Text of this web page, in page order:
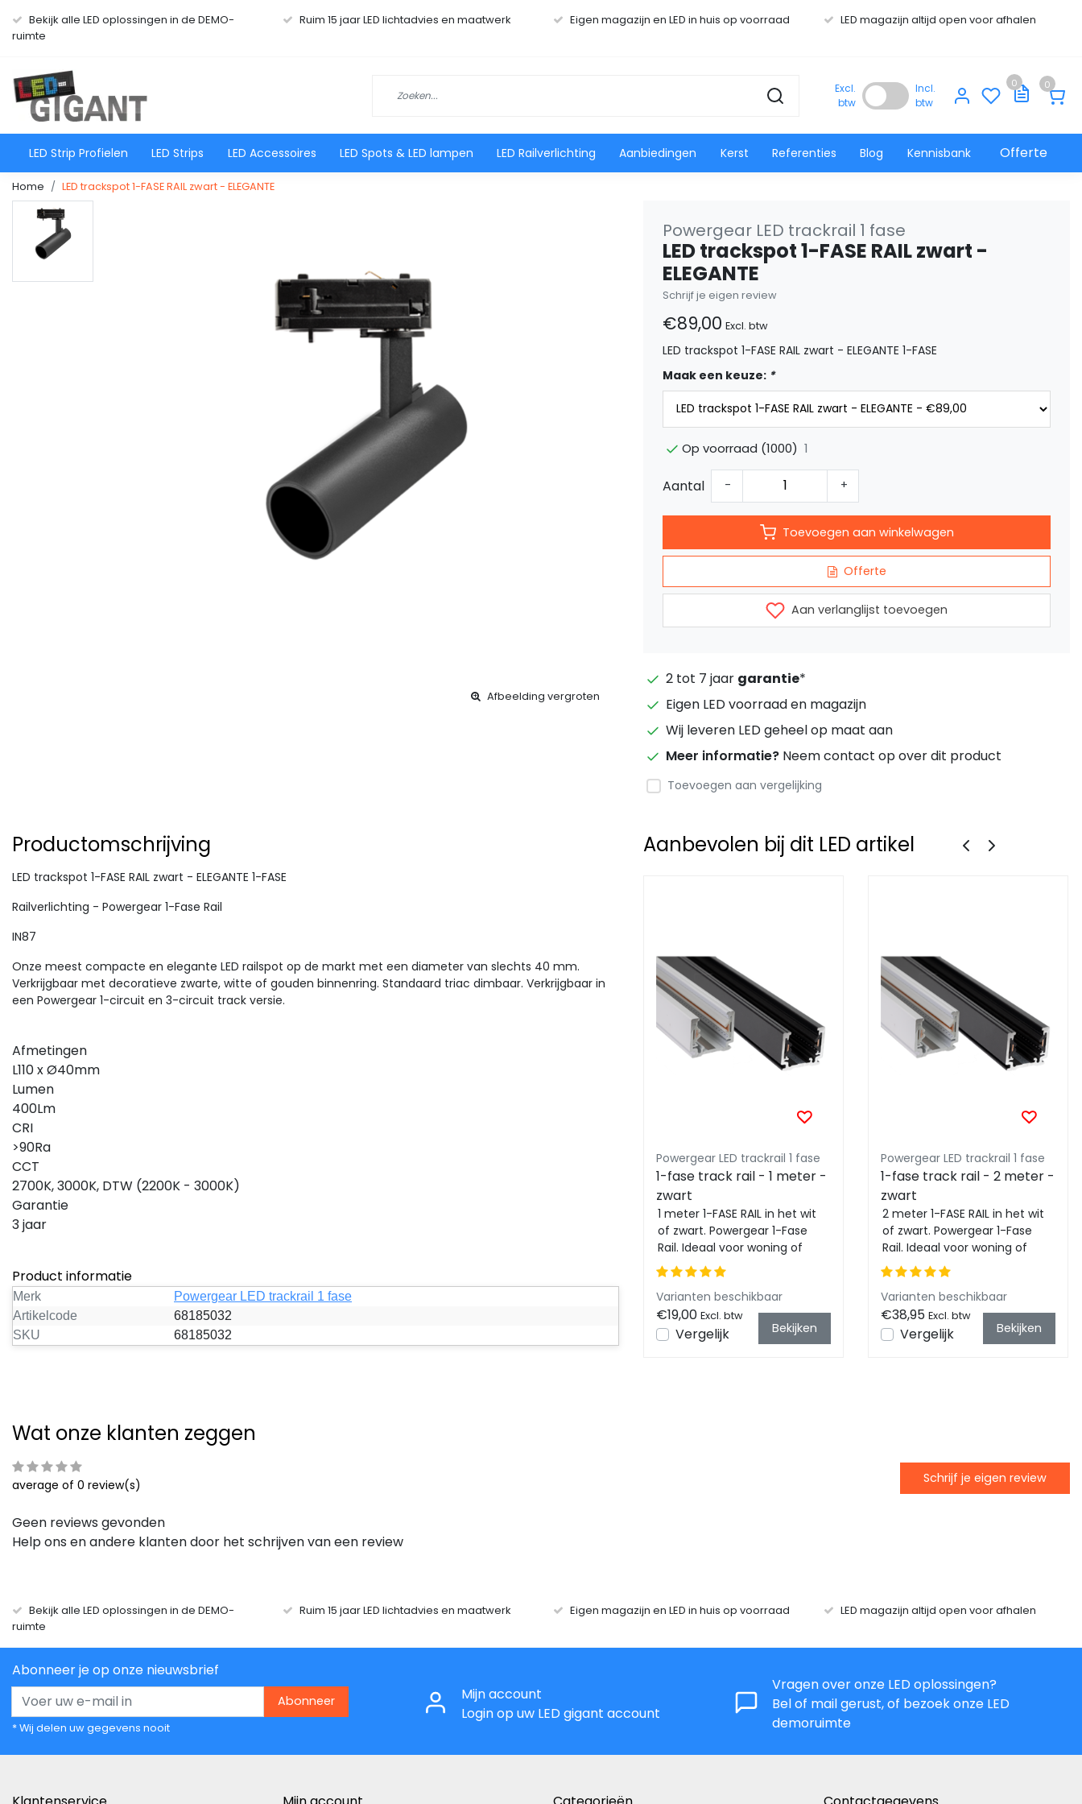
Bekijk alle LED oplossingen in de DEMO-
ruimte
Ruim 15 jaar LED lichtadvies en maatwerk Eigen magazijn en LED in huis op voorraad LED magazijn altijd open voor afhalen
Excl.
btw
Incl.
btw
0 0
LED Strip Profielen LED Strips LED Accessoires LED Spots & LED lampen LED Railverlichting Aanbiedingen Kerst Referenties Blog Kennisbank Offerte
Home LED trackspot 1-FASE RAIL zwart - ELEGANTE
Afbeelding vergroten
Powergear LED trackrail 1 fase
LED trackspot 1-FASE RAIL zwart -
ELEGANTE
Schrijf je eigen review
€89,00 Excl. btw
LED trackspot 1-FASE RAIL zwart - ELEGANTE 1-FASE
Maak een keuze: *
Op voorraad (1000) 1
Aantal - +
Toevoegen aan winkelwagen
Offerte
Aan verlanglijst toevoegen
2 tot 7 jaar garantie*
Eigen LED voorraad en magazijn
Wij leveren LED geheel op maat aan
Meer informatie? Neem contact op over dit product
Toevoegen aan vergelijking
Productomschrijving
LED trackspot 1-FASE RAIL zwart - ELEGANTE 1-FASE
Railverlichting - Powergear 1-Fase Rail
IN87
Onze meest compacte en elegante LED railspot op de markt met een diameter van slechts 40 mm.
Verkrijgbaar met decoratieve zwarte, witte of gouden binnenring. Standaard triac dimbaar. Verkrijgbaar in
een Powergear 1-circuit en 3-circuit track versie.
Afmetingen
L110 x Ø40mm
Lumen
400Lm
CRI
>90Ra
CCT
2700K, 3000K, DTW (2200K - 3000K)
Garantie
3 jaar
Product informatie
Merk
Powergear LED trackrail 1 fase
Artikelcode
68185032
SKU
68185032
Aanbevolen bij dit LED artikel
1-fase track rail - 2 meter -
zwart
Varianten beschikbaar
€38,95
Vergelijk
Powergear LED trackrail 1 fase
1-fase track rail - 1 meter -
zwart
1 meter 1-FASE RAIL in het wit
of zwart. Powergear 1-Fase
Rail. Ideaal voor woning of
kantooromgeving waarbij 1
fase L...
Varianten beschikbaar
€19,00 Excl. btw
Vergelijk Bekijken
Powergear LED trackrail 1 fase
1-fase track rail - 2 meter -
zwart
2 meter 1-FASE RAIL in het wit
of zwart. Powergear 1-Fase
Rail. Ideaal voor woning of
kantooromgeving waarbij 1
fase L...
Varianten beschikbaar
€38,95 Excl. btw
Vergelijk Bekijken
Wat onze klanten zeggen
average of 0 review(s) Schrijf je eigen review
Geen reviews gevonden
Help ons en andere klanten door het schrijven van een review
Bekijk alle LED oplossingen in de DEMO-
ruimte
Ruim 15 jaar LED lichtadvies en maatwerk Eigen magazijn en LED in huis op voorraad LED magazijn altijd open voor afhalen
Abonneer je op onze nieuwsbrief
Abonneer
* Wij delen uw gegevens nooit
Mijn account
Login op uw LED gigant account
Vragen over onze LED oplossingen?
Bel of mail gerust, of bezoek onze LED
demoruimte